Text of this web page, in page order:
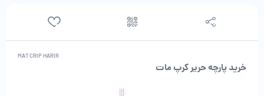
MAT CRIP HARIR
خرید پارچه حریر کرپ مات